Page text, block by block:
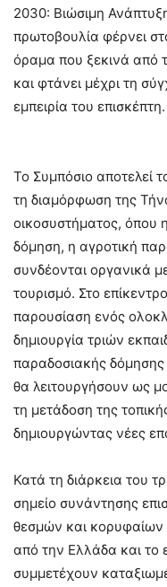
2030: Βιώσιμη
πρωτοβουλία φέρνει
όραμα που ξεκινά από
και φτάνει μέχρι τη
εμπειρία του επισκέπτη.
Το Συμπόσιο αποτελεί
τη διαμόρφωση της
οικοσυστήματος, όπου
δόμηση, η αγροτική
συνδέονται οργανικά
τουρισμό. Στο
παρουσίαση ενός
δημιουργία τριών
παραδοσιακής
θα λειτουργήσουν ως
τη μετάδοση της
δημιουργώντας νέες
Κατά τη διάρκεια του
σημείο συνάντησης
θεσμών και κορυφαίων
από την Ελλάδα και το
συμμετέχουν